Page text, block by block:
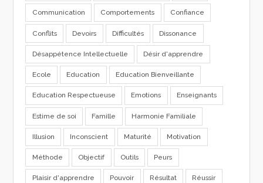
Communication Comportements Confiance
Conflits Devoirs Difficultés Dissonance
Désappétence Intellectuelle Désir d'apprendre
Ecole Education Education Bienveillante
Education Respectueuse Emotions Enseignants
Estime de soi Famille Harmonie Familiale
Illusion Inconscient Maturité Motivation
Méthode Objectif Outils Peurs
Plaisir d'apprendre Pouvoir Résultat Réussir